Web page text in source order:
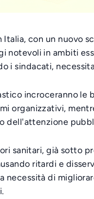
con un nuovo
in ambiti
i sindacati,
incroceranno le
organizzativi,
dell'attenzione
sanitari, già sotto
ritardi e
di